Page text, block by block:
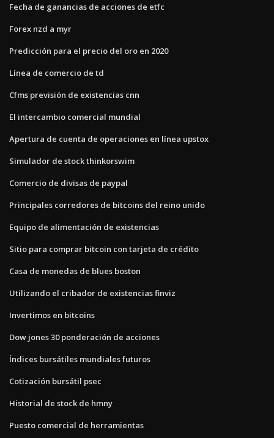
Fecha de ganancias de acciones de etfc
Forex nzd a myr
Predicción para el precio del oro en 2020
Línea de comercio de td
Cfms previsión de existencias cnn
El intercambio comercial mundial
Apertura de cuenta de operaciones en línea upstox
Simulador de stock thinkorswim
Comercio de divisas de paypal
Principales corredores de bitcoins del reino unido
Equipo de alimentación de existencias
Sitio para comprar bitcoin con tarjeta de crédito
Casa de monedas de blues boston
Utilizando el cribador de existencias finviz
Invertimos en bitcoins
Dow jones 30 ponderación de acciones
Índices bursátiles mundiales futuros
Cotización bursátil psec
Historial de stock de hmny
Puesto comercial de herramientas